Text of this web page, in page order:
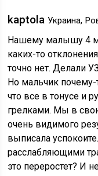
kaptolaУкраина,
Нашему малышу 4
каких-то
точно нет. Делали
Но мальчик почему-
что все в тонусе и
грелками. Мы в
очень видимого
выписала
расслабляющими
это переростет? И